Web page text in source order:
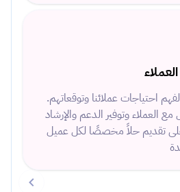
احتياجات عملائنا وتوقعاتهم.
العملاء وتوفير الدعم والإرشاد
تقديم حلاً مخصصًا لكل عميل